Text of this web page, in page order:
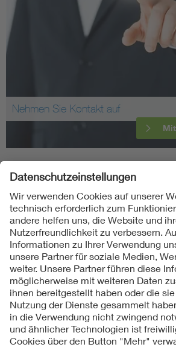
Nehmen Sie Kontakt auf
Folgen Sie uns
Kontakt
Impressum